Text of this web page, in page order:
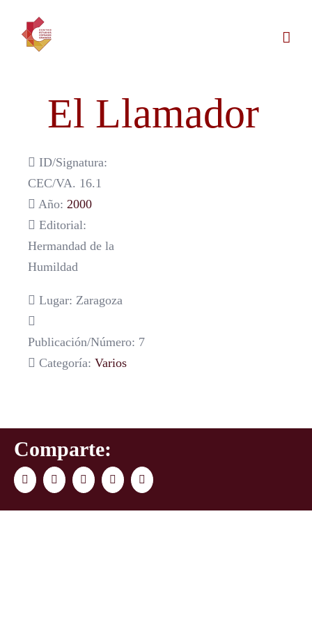
contenido
El Llamador
ID/Signatura:
CEC/VA. 16.1
Año: 2000
Editorial:
Hermandad de la
Humildad
Lugar: Zaragoza
Publicación/Número: 7
Categoría: Varios
Comparte:
FacebookTwitter LinkedInWhatsAppCorreo
electrónico